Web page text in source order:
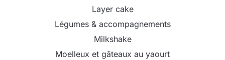
Layer cake
Légumes & accompagnements
Milkshake
Moelleux et gâteaux au yaourt